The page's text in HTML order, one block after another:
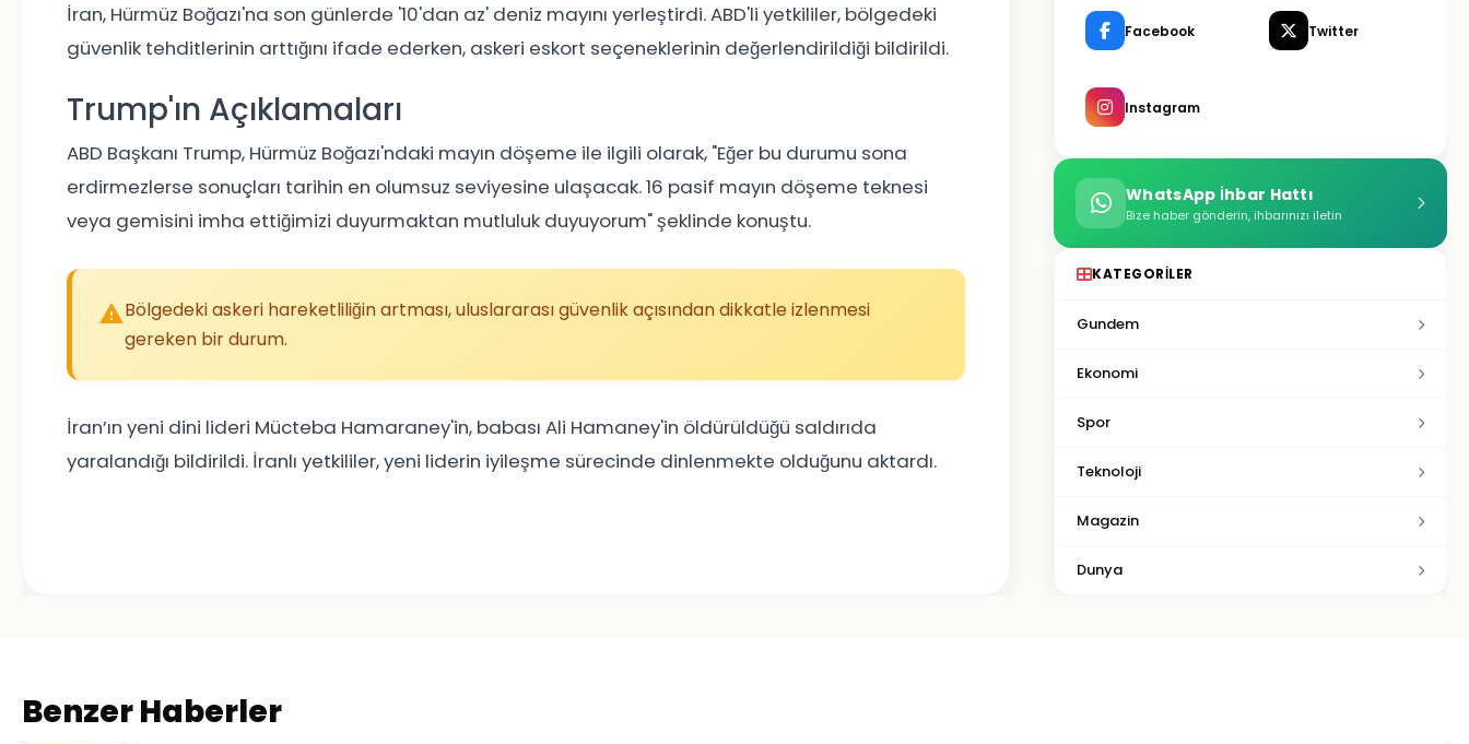
İran, Hürmüz Boğazı'na son günlerde '10'dan az' deniz mayını yerleştirdi. ABD'li yetkililer, bölgedeki
güvenlik tehditlerinin arttığını ifade ederken, askeri eskort seçeneklerinin değerlendirildiği bildirildi.
Trump'ın Açıklamaları
ABD Başkanı Trump, Hürmüz Boğazı'ndaki mayın döşeme ile ilgili olarak, "Eğer bu durumu sona
erdirmezlerse sonuçları tarihin en olumsuz seviyesine ulaşacak. 16 pasif mayın döşeme teknesi
veya gemisini imha ettiğimizi duyurmaktan mutluluk duyuyorum" şeklinde konuştu.
Bölgedeki askeri hareketliliğin artması, uluslararası güvenlik açısından dikkatle izlenmesi
gereken bir durum.
İran’ın yeni dini lideri Mücteba Hamaraney'in, babası Ali Hamaney'in öldürüldüğü saldırıda
yaralandığı bildirildi. İranlı yetkililer, yeni liderin iyileşme sürecinde dinlenmekte olduğunu aktardı.
Facebook Twitter
Instagram
WhatsApp İhbar Hattı
Bize haber gönderin, ihbarınızı iletin
KATEGORILER
Gundem
Ekonomi
Spor
Teknoloji
Magazin
Dunya
Benzer Haberler